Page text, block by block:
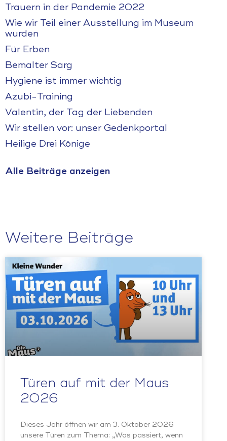
Trauern in der Pandemie 2022
Wie wir Teil einer Ausstellung im Museum
wurden
Für Erben
Bemalter Sarg
Hygiene ist immer wichtig
Azubi-Training
Valentin, der Tag der Liebenden
Wir stellen vor: unser Gedenkportal
Heilige Drei Könige
Alle Beiträge anzeigen
Weitere Beiträge
Türen auf mit der Maus
2026
Dieses Jahr öffnen wir am 3. Oktober 2026
unsere Türen zum Thema: „Was passiert, wenn